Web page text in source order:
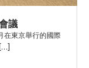
議
在東京舉行的國際